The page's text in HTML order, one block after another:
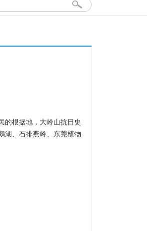
的根据地，大岭山抗日史
湖、石排燕岭、东莞植物